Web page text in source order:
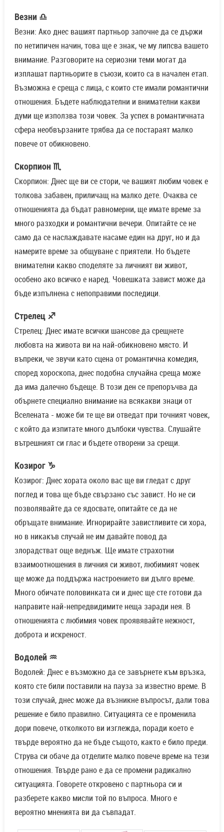
Везни ♎
Везни: Ако днес вашият партньор започне да се държи
по нетипичен начин, това ще е знак, че му липсва вашето
внимание. Разговорите на сериозни теми могат да
изплашат партньорите в съюзи, които са в начален етап.
Възможна е среща с лица, с които сте имали романтични
отношения. Бъдете наблюдателни и внимателни какви
думи ще използва този човек. За успех в романтичната
сфера необвързаните трябва да се постараят малко
повече от обикновено.
Скорпион ♏
Скорпион: Днес ще ви се стори, че вашият любим човек е
толкова забавен, приличащ на малко дете. Очаква се
отношенията да бъдат равномерни, ще имате време за
много разходки и романтични вечери. Опитайте се не
само да се наслаждавате насаме един на друг, но и да
намерите време за общуване с приятели. Но бъдете
внимателни какво споделяте за личният ви живот,
особено ако всичко е наред. Човешката завист може да
бъде изпълнена с непоправими последици.
Стрелец ♐
Стрелец: Днес имате всички шансове да срещнете
любовта на живота ви на най-обикновено място. И
въпреки, че звучи като сцена от романтична комедия,
според хороскопа, днес подобна случайна среща може
да има далечно бъдеще. В този ден се препоръчва да
обърнете специално внимание на всякакви знаци от
Вселената - може би те ще ви отведат при точният човек,
с който да изпитате много дълбоки чувства. Слушайте
вътрешният си глас и бъдете отворени за срещи.
Козирог ♑
Козирог: Днес хората около вас ще ви гледат с друг
поглед и това ще бъде свързано със завист. Но не си
позволявайте да се ядосвате, опитайте се да не
обръщате внимание. Игнорирайте завистливите си хора,
но в никакъв случай не им давайте повод да
злорадстват още веднъж. Ще имате страхотни
взаимоотношения в личния си живот, любимият човек
ще може да поддържа настроението ви дълго време.
Много обичате половинката си и днес ще сте готови да
направите най-непредвидимите неща заради нея. В
отношенията с любимия човек проявявайте нежност,
доброта и искреност.
Водолей ♒
Водолей: Днес е възможно да се завърнете към връзка,
която сте били поставили на пауза за известно време. В
този случай, днес може да възникне въпросът, дали това
решение е било правилно. Ситуацията се е променила
дори повече, отколкото ви изглежда, поради което е
твърде вероятно да не бъде същото, както е било преди.
Струва си обаче да отделите малко повече време на тези
отношения. Твърде рано е да се промени радикално
ситуацията. Говорете откровено с партньора си и
разберете какво мисли той по въпроса. Много е
вероятно мненията ви да съвпадат.